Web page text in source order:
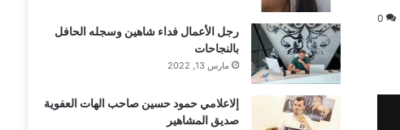
0
رجل الأعمال فداء شاهين وسجله الحافل
بالنجاحات
مارس 13, 2022
إلاعلامي حمود حسين صاحب الهات العفوية
صديق المشاهير